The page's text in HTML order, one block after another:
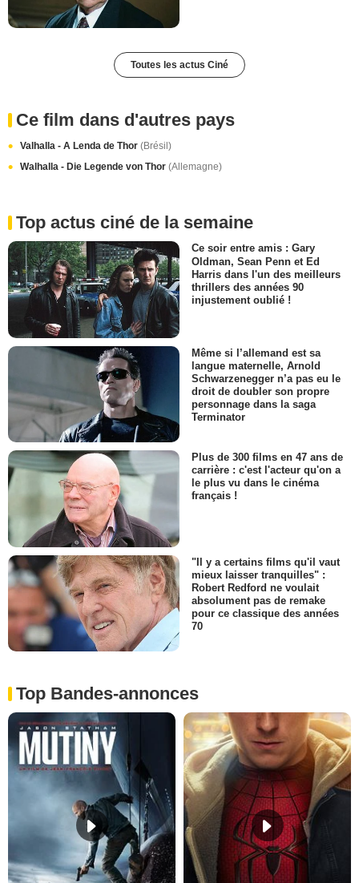
Toutes les actus Ciné
Ce film dans d'autres pays
Valhalla - A Lenda de Thor (Brésil)
Walhalla - Die Legende von Thor (Allemagne)
Top actus ciné de la semaine
Ce soir entre amis : Gary
Oldman, Sean Penn et Ed
Harris dans l'un des meilleurs
thrillers des années 90
injustement oublié !
Même si l’allemand est sa
langue maternelle, Arnold
Schwarzenegger n’a pas eu le
droit de doubler son propre
personnage dans la saga
Terminator
Plus de 300 films en 47 ans de
carrière : c'est l'acteur qu'on a
le plus vu dans le cinéma
français !
"Il y a certains films qu'il vaut
mieux laisser tranquilles" :
Robert Redford ne voulait
absolument pas de remake
pour ce classique des années
70
Top Bandes-annonces